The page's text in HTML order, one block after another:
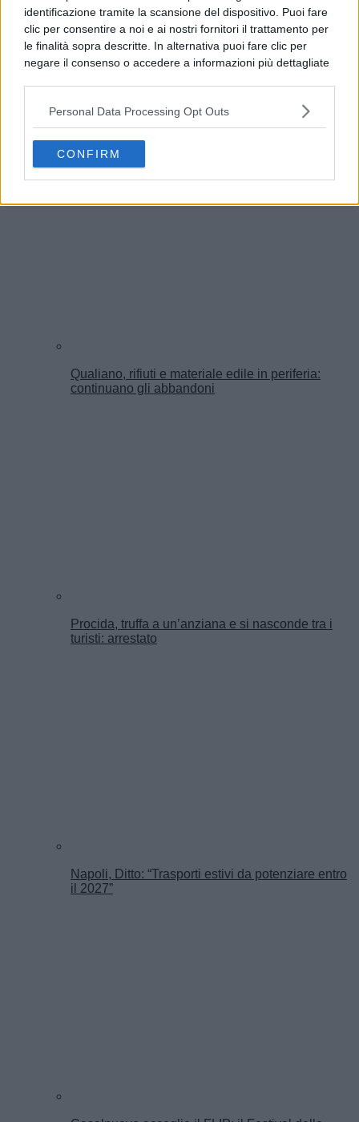
identificazione tramite la scansione del dispositivo. Puoi fare
clic per consentire a noi e ai nostri fornitori il trattamento per
le finalità sopra descritte. In alternativa puoi fare clic per
negare il consenso o accedere a informazioni più dettagliate
possono non richiedere il tuo consenso, ma hai il diritto di
opporti a tale trattamento. Le tue preferenze si
preferenze in qualsiasi momento ritornando su questo sito o
consultando la nostrainformativa sulla riservatezza.
Personal Data Processing Opt Outs
CONFIRM
Addio a Francesco Guccini, il poeta della musica
italiana si è spento
Qualiano, rifiuti e materiale edile in periferia:
continuano gli abbandoni
Procida, truffa a un’anziana e si nasconde tra i
turisti: arrestato
Napoli, Ditto: “Trasporti estivi da potenziare entro
il 2027”